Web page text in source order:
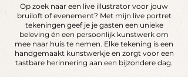
Op zoek naar een live illustrator voor jouw
bruiloft of evenement? Met mijn live portret
tekeningen geef je je gasten een unieke
beleving én een persoonlijk kunstwerk om
mee naar huis te nemen. Elke tekening is een
handgemaakt kunstwerkje en zorgt voor een
tastbare herinnering aan een bijzondere dag.